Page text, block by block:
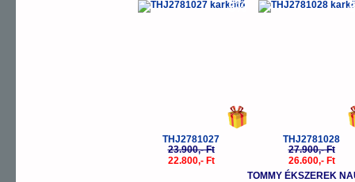
-5%
THJ2781027
23.900,- Ft
22.800,- Ft
-
THJ2781028
27.900,- Ft
26.600,- Ft
TOMMY ÉKSZEREK